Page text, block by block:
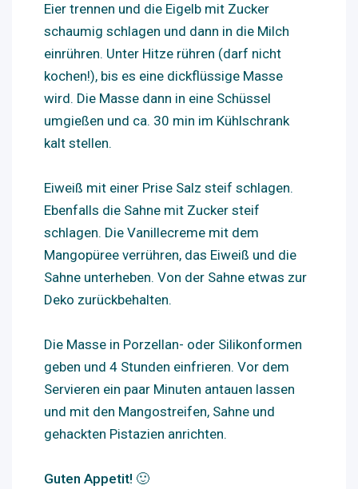
Eier trennen und die Eigelb mit Zucker
schaumig schlagen und dann in die Milch
einrühren. Unter Hitze rühren (darf nicht
kochen!), bis es eine dickflüssige Masse
wird. Die Masse dann in eine Schüssel
umgießen und ca. 30 min im Kühlschrank
kalt stellen.
Eiweiß mit einer Prise Salz steif schlagen.
Ebenfalls die Sahne mit Zucker steif
schlagen. Die Vanillecreme mit dem
Mangopüree verrühren, das Eiweiß und die
Sahne unterheben. Von der Sahne etwas zur
Deko zurückbehalten.
Die Masse in Porzellan- oder Silikonformen
geben und 4 Stunden einfrieren. Vor dem
Servieren ein paar Minuten antauen lassen
und mit den Mangostreifen, Sahne und
gehackten Pistazien anrichten.
Guten Appetit! 🙂